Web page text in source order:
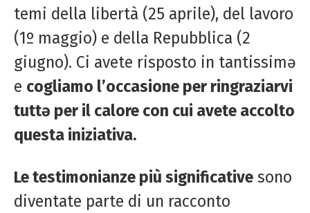
temi della libertà (25 aprile), del lavoro
(1º maggio) e della Repubblica (2
giugno). Ci avete risposto in tantissimə
e cogliamo l’occasione per ringraziarvi
tuttə per il calore con cui avete accolto
questa iniziativa.
Le testimonianze più significative sono
diventate parte di un racconto